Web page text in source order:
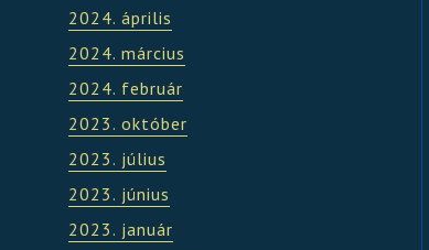
2024. április
2024. március
2024. február
2023. október
2023. július
2023. június
2023. január